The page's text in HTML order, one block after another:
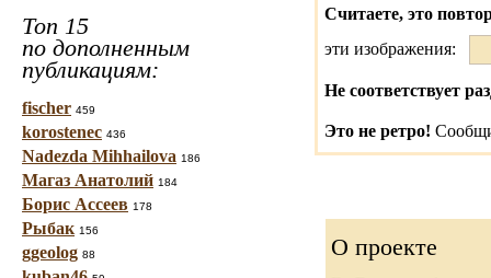
Топ 15
по дополненным
публикациям:
fischer 459
korostenec 436
Nadezda Mihhailova 186
Магаз Анатолий 184
Борис Ассеев 178
Рыбак 156
ggeolog 88
Считаете, это
эти изображения:
Не соответствует
Это не ретро!
О проекте